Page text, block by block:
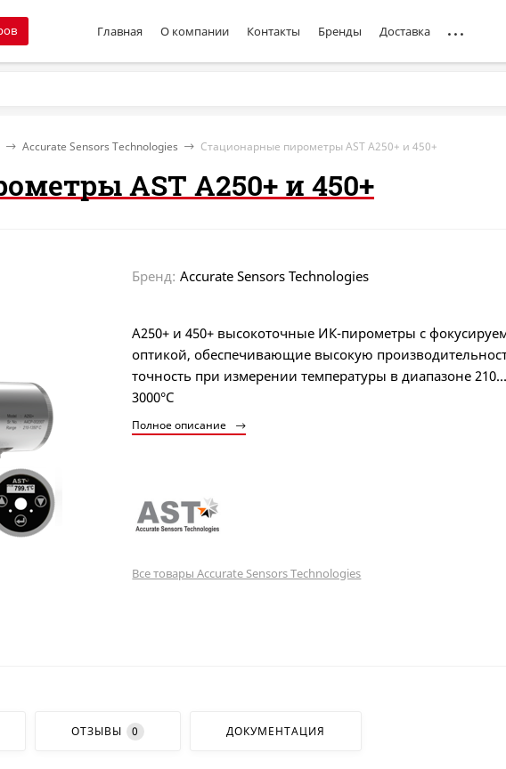
Главная О компании Контакты Бренды Доставка
Accurate Sensors Technologies Стационарные пирометры AST A250+ и 450+
AST A250+ и 450+
Бренд: Accurate Sensors Technologies
A250+ и 450+ высокоточные ИК-пирометры с
оптикой, обеспечивающие высокую
точность при измерении температуры в диапазоне
3000°C
Полное описание
Все товары Accurate Sensors Technologies
ОТЗЫВЫ 0 ДОКУМЕНТАЦИЯ